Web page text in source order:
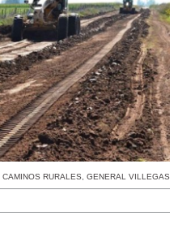
CAMINOS RURALES, GENERAL VILLEGAS